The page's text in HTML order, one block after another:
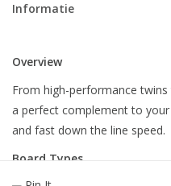
Informatie
Overview
From high-performance
a perfect complement to
and fast down the line speed.
Board Types
Designed to fit the FCS II